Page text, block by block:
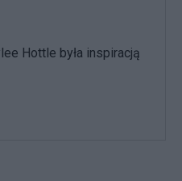
Hottle była inspiracją